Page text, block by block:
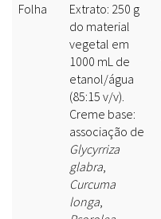
Folha
Extrato: 250 g
do material
vegetal em
1000 mL de
etanol/água
(85:15 v/v).
Creme base:
associação de
Glycyrriza
glabra,
Curcuma
longa,